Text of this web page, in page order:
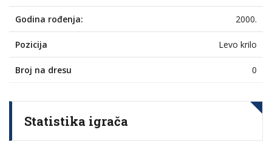
Godina rođenja: 2000.
Pozicija Levo krilo
Broj na dresu 0
Statistika igrača